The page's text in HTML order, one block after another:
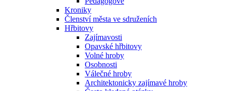
Kroniky
Členství města ve sdruženích
Hřbitovy
Zajímavosti
Opavské hřbitovy
Volné hroby
Osobnosti
Válečné hroby
Architektonicky zajímavé hroby